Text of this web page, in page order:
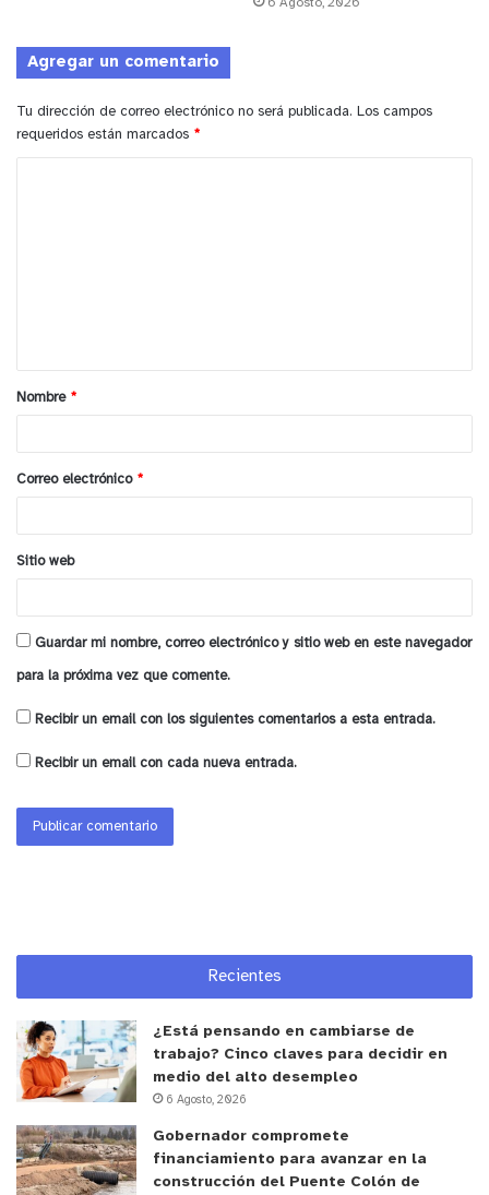
Agregar un comentario
Tu dirección de correo electrónico no será publicada. Los campos
requeridos están marcados *
a
r
*
Nombre *
Correo electrónico *
Sitio web
Guardar mi nombre, correo electrónico y sitio web en este navegador
para la próxima vez que comente.
Recibir un email con los siguientes comentarios a esta entrada.
Recibir un email con cada nueva entrada.
Recientes
¿Está pensando en cambiarse de
trabajo? Cinco claves para decidir en
medio del alto desempleo
6 Agosto, 2026
Gobernador compromete
financiamiento para avanzar en la
construcción del Puente Colón de